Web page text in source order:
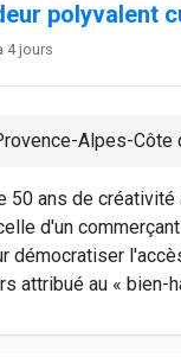
polyvalent
4 jours
Alpes-Côte
50 ans de
d'un
démocratiser
attribué au « bien-